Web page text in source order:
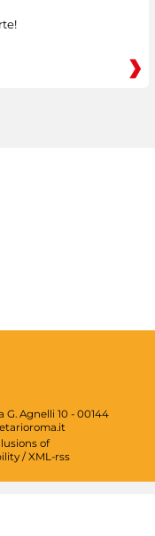
Agnelli 10 - 00144
of
/ XML-rss